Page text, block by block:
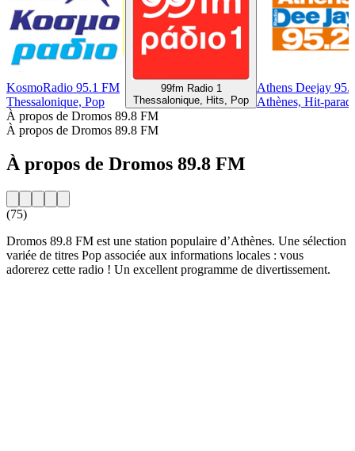
KosmoRadio 95.1 FM
Thessalonique, Pop
99fm Radio 1
Thessalonique, Hits, Pop
Athens Deejay
Athènes, Hit-
À propos de Dromos 89.8 FM
À propos de Dromos 89.8 FM
À propos de Dromos 89.8 FM
(75)
Dromos 89.8 FM est une station populaire d’Athènes. Une sélection
variée de titres Pop associée aux informations locales : vous
adorerez cette radio ! Un excellent programme de divertissement.